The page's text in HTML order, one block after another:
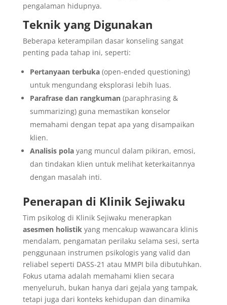
pengalaman hidupnya.
Teknik yang Digunakan
Beberapa keterampilan dasar konseling sangat
penting pada tahap ini, seperti:
Pertanyaan terbuka(open-ended questioning)
untuk mengundang eksplorasi lebih luas.
Parafrase dan rangkuman(paraphrasing &
summarizing) guna memastikan konselor
memahami dengan tepat apa yang disampaikan
klien.
Analisis polayang muncul dalam pikiran, emosi,
dan tindakan klien untuk melihat keterkaitannya
dengan masalah inti.
Penerapan di Klinik Sejiwaku
Tim psikolog di Klinik Sejiwaku menerapkan
asesmen holistik yang mencakup wawancara klinis
mendalam, pengamatan perilaku selama sesi, serta
penggunaan instrumen psikologis yang valid dan
reliabel seperti DASS-21 atau MMPI bila dibutuhkan.
Fokus utama adalah memahami klien secara
menyeluruh, bukan hanya dari gejala yang tampak,
tetapi juga dari konteks kehidupan dan dinamika